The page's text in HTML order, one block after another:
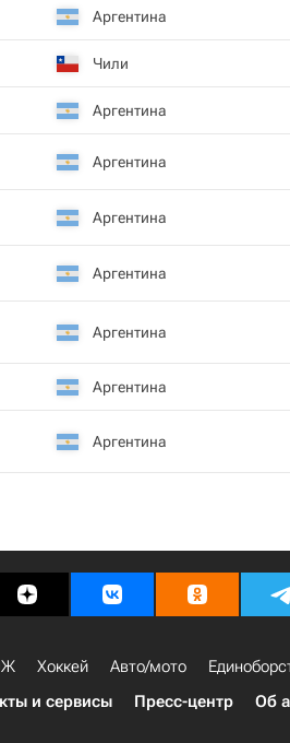
Аргентина
Чили
Аргентина
Аргентина
Аргентина
Аргентина
Аргентина
Аргентина
Аргентина
Хоккей Авто/мото
и сервисы Пресс-центр Об